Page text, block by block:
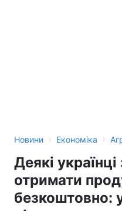
Новини › Економіка ›
Деякі
отримати
безкоштовно: